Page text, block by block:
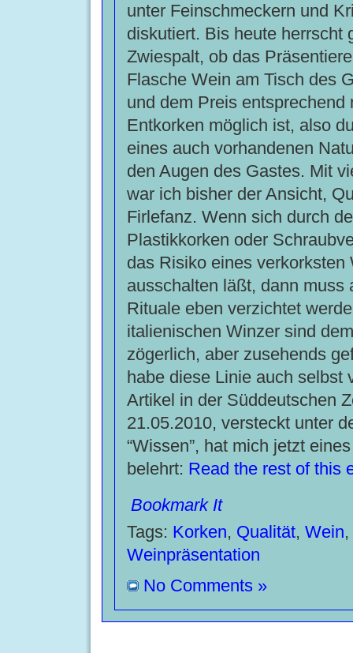
unter Feinschmeckern und
diskutiert. Bis heute herrscht
Zwiespalt, ob das
Flasche Wein am Tisch des
und dem Preis entsprechend
Entkorken möglich ist, also
eines auch vorhandenen
den Augen des Gastes. Mit
war ich bisher der Ansicht,
Firlefanz. Wenn sich durch
Plastikkorken oder
das Risiko eines verkorksten
ausschalten läßt, dann muss
Rituale eben verzichtet
italienischen Winzer sind
zögerlich, aber zusehends
habe diese Linie auch selbst
Artikel in der Süddeutschen
21.05.2010, versteckt unter
“Wissen”, hat mich jetzt
belehrt: Read the rest of this
Bookmark It
Tags: Korken, Qualität, Wein,
Weinpräsentation
No Comments »